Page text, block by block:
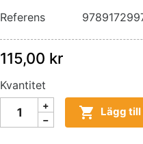
Referens
115,00 kr
Kvantitet
 Lägg